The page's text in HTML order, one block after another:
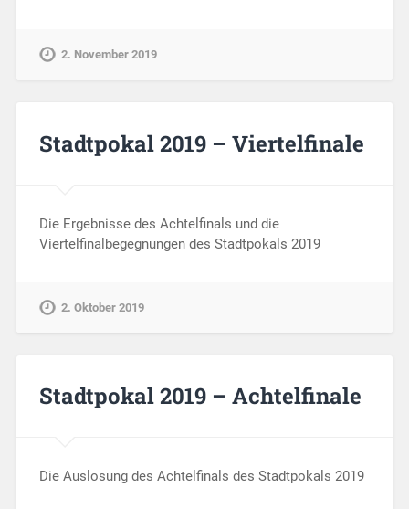
2. November 2019
Stadtpokal 2019 – Viertelfinale
Die Ergebnisse des Achtelfinals und die
Viertelfinalbegegnungen des Stadtpokals 2019
2. Oktober 2019
Stadtpokal 2019 – Achtelfinale
Die Auslosung des Achtelfinals des Stadtpokals 2019